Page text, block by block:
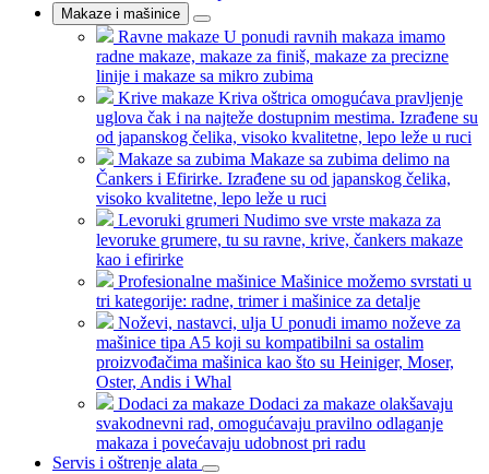
Makaze i mašinice
Ravne makaze U ponudi ravnih makaza imamo
radne makaze, makaze za finiš, makaze za precizne
linije i makaze sa mikro zubima
Krive makaze Kriva oštrica omogućava pravljenje
uglova čak i na najteže dostupnim mestima. Izrađene su
od japanskog čelika, visoko kvalitetne, lepo leže u ruci
Makaze sa zubima Makaze sa zubima delimo na
Čankers i Efirirke. Izrađene su od japanskog čelika,
visoko kvalitetne, lepo leže u ruci
Levoruki grumeri Nudimo sve vrste makaza za
levoruke grumere, tu su ravne, krive, čankers makaze
kao i efirirke
Profesionalne mašinice Mašinice možemo svrstati u
tri kategorije: radne, trimer i mašinice za detalje
Noževi, nastavci, ulja U ponudi imamo noževe za
mašinice tipa A5 koji su kompatibilni sa ostalim
proizvođačima mašinica kao što su Heiniger, Moser,
Oster, Andis i Whal
Dodaci za makaze Dodaci za makaze olakšavaju
svakodnevni rad, omogućavaju pravilno odlaganje
makaza i povećavaju udobnost pri radu
Servis i oštrenje alata